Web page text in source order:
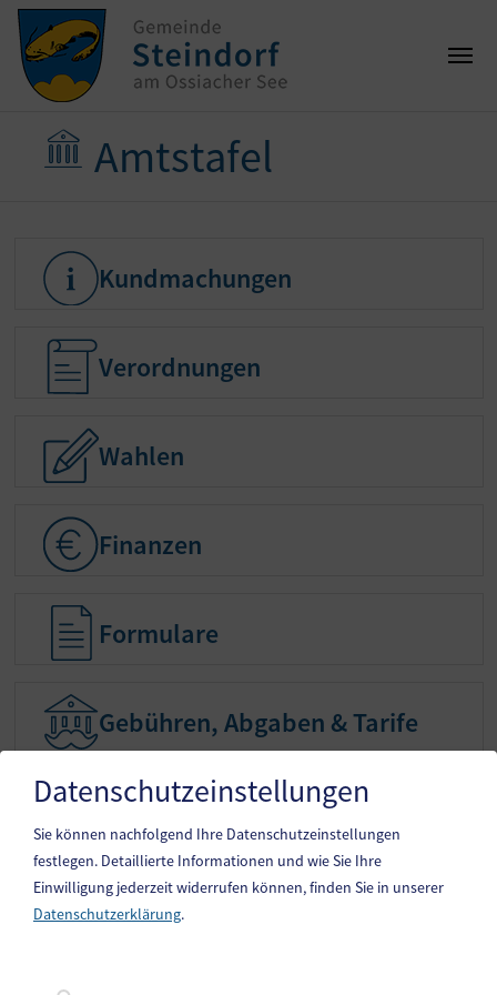
Amtstafel
KundmachungenKundmachungen
Verordnungen
Wahlen
Finanzen
Formulare
Gebühren, Abgaben & Tarife
Gebühren, Abgaben & Tarife
Gemeinderatsprotokolle
Gemeinderatsprotokolle
10. Oktoberstr. 1, 9551 Bodensdorf am Ossiacher See
Datenschutzeinstellungen
Sie können nachfolgend Ihre Datenschutzeinstellungen
festlegen. Detaillierte Informationen und wie Sie Ihre
Einwilligung jederzeit widerrufen können, finden Sie in unserer
Datenschutzerklärung.